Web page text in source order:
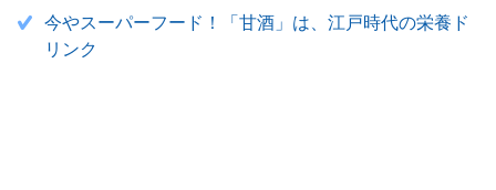
今やスーパーフード！「甘酒」は、江戸時代の栄養ド
リンク